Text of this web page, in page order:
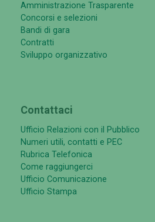
Amministrazione Trasparente
Concorsi e selezioni
Bandi di gara
Contratti
Sviluppo organizzativo
Contattaci
Ufficio Relazioni con il Pubblico
Numeri utili, contatti e PEC
Rubrica Telefonica
Come raggiungerci
Ufficio Comunicazione
Ufficio Stampa